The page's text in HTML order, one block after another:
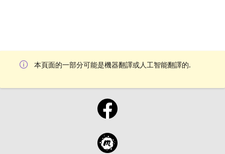
本頁面的一部分可能是機器翻譯或人工智能翻譯的.